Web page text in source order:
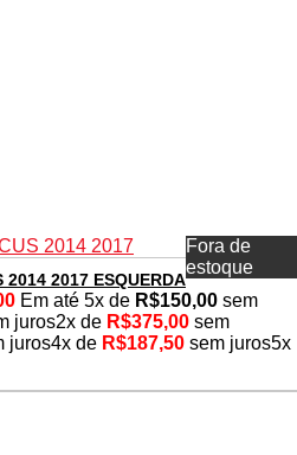
Fora de
estoque
2014 2017 ESQUERDA
Em até 5x de R$150,00 sem
juros2x de R$375,00 sem
juros4x de R$187,50 sem juros5x